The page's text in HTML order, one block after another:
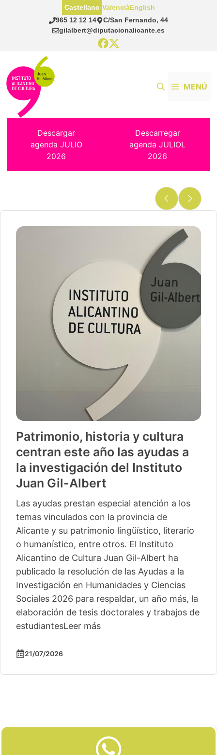
965 12 12 14
C/San Fernando, 44
gilalbert@diputacionalicante.es
Castellano ValenciàEnglish
MENÚ
Descargar
agenda JULIO
2026
Descarregar
agenda JULIOL
2026
Patrimonio, historia y cultura
centran este año las ayudas a
la investigación del Instituto
Juan Gil-Albert
Las ayudas prestan especial atención a los
temas vinculados con la provincia de
Alicante y su patrimonio lingüístico, literario
o humanístico, entre otros. El Instituto
Alicantino de Cultura Juan Gil-Albert ha
publicado la resolución de las Ayudas a la
Investigación en Humanidades y Ciencias
Sociales 2026 para respaldar, un año más, la
elaboración de tesis doctorales y trabajos de
estudiantesLeer más
21/07/2026